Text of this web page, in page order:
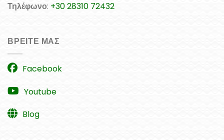
Τηλέφωνο: +30 28310 72432
ΒΡΕΊΤΕ ΜΑΣ
Facebook
Youtube
Blog